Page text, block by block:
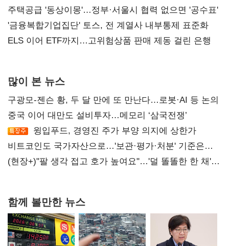
진실 밝혀야"
주택공급 '동상이몽'…정부·서울시 협력 없으면 '공수표'
'금융복합기업집단' 토스, 전 계열사 내부통제 표준화
ELS 이어 ETF까지…고위험상품 판매 제동 걸린 은행
많이 본 뉴스
구광모-젠슨 황, 두 달 만에 또 만난다…로봇·AI 등 논의
중국 이어 대만도 설비투자…메모리 ‘삼국전쟁’
윙입푸드, 경영진 주가 부양 의지에 상한가
비트코인도 국가자산으로…'보관·평가·처분' 기준은
숙제
(현장+)"팔 생각 접고 호가 높여요"…'덜 똘똘한 한 채'
함께 볼만한 뉴스